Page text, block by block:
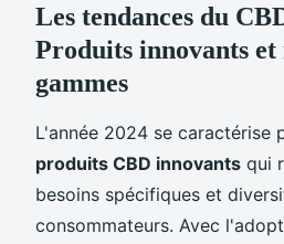
Les tendances du
Produits innovants et
gammes
L'année 2024 se caractérise
produits CBD innovants qui
besoins spécifiques et
consommateurs. Avec